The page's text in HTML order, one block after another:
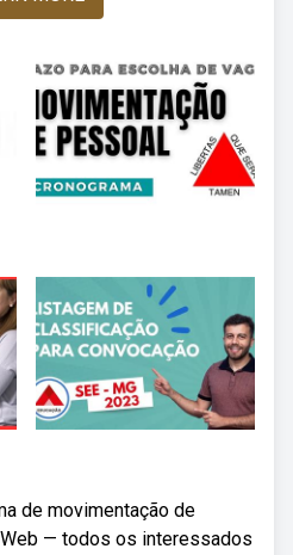
de movimentação de
— todos os interessados